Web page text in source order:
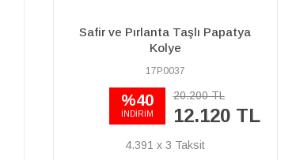
Drop Mavi Topaz Taşlı Pırlanta
Kolye
15P0028
21.760 TL
15.230 TL
5.518 x 3